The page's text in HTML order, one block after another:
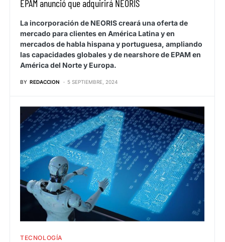
EPAM anunció que adquirirá NEORIS
La incorporación de NEORIS creará una oferta de
mercado para clientes en América Latina y en
mercados de habla hispana y portuguesa, ampliando
las capacidades globales y de nearshore de EPAM en
América del Norte y Europa.
BY REDACCION 5 SEPTIEMBRE, 2024
TECNOLOGÍA